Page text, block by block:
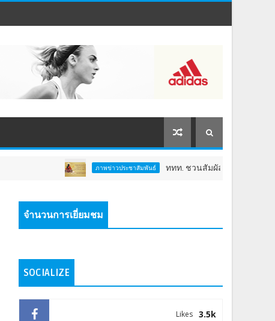
ภาพข่าวประชาสัมพันธ์ ททท. ชวนสัมผัสพลังแห่งศรัทธา ร่วมงาน "ห่มผ้า
จำนวนการเยี่ยมชม
SOCIALIZE
3.5k
Likes